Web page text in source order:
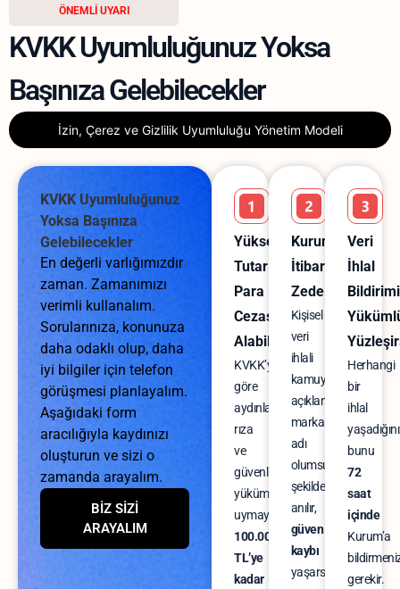
ÖNEMLİ UYARI
KVKK Uyumluluğunuz Yoksa
Başınıza Gelebilecekler
İzin, Çerez ve Gizlilik Uyumluluğu Yönetim Modeli
KVKK Uyumluluğunuz
Yoksa Başınıza
Gelebilecekler
En değerli varlığımızdır
zaman. Zamanımızı
verimli kullanalım.
Sorularınıza, konunuza
daha odaklı olup, daha
iyi bilgiler için telefon
görüşmesi planlayalım.
Aşağıdaki form
aracılığıyla kaydınızı
oluşturun ve sizi o
zamanda arayalım.
BİZ SİZİ
ARAYALIM
Yüksek
Tutarlarla
Para
Cezası
Alabilirsiniz
KVKK’ya
göre
aydınlatma,
rıza
ve
güvenlik
yükümlülüklerine
uymayanlara
100.000
TL’ye
kadar
Kurumsal
İtibarınız
Zedelenebilir
Kişisel
veri
ihlali
kamuya
açıklandığında
markanızın
adı
olumsuz
şekilde
anılır,
güven
kaybı
yaşarsınız.
Veri
İhlal
Bildirimi
Herhangi
bir
ihlal
bunu
72
saat
içinde
Kurum’a
gerekir.